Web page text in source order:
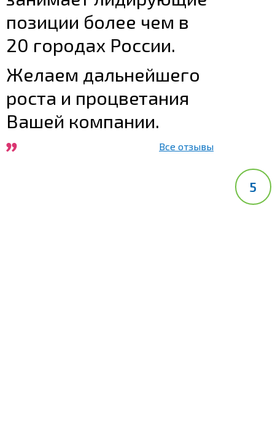
позиции более чем в
20 городах России.
Желаем дальнейшего
роста и процветания
Вашей компании.
Все отзывы